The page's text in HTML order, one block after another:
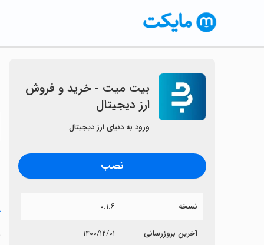
بیت میت - خرید و فروش
ارز دیجیتال
ورود به دنیای ارز دیجیتال
نصب
نسخه ۰.۱.۶
آخرین بروزرسانی ۱۴۰۰/۱۲/۰۱